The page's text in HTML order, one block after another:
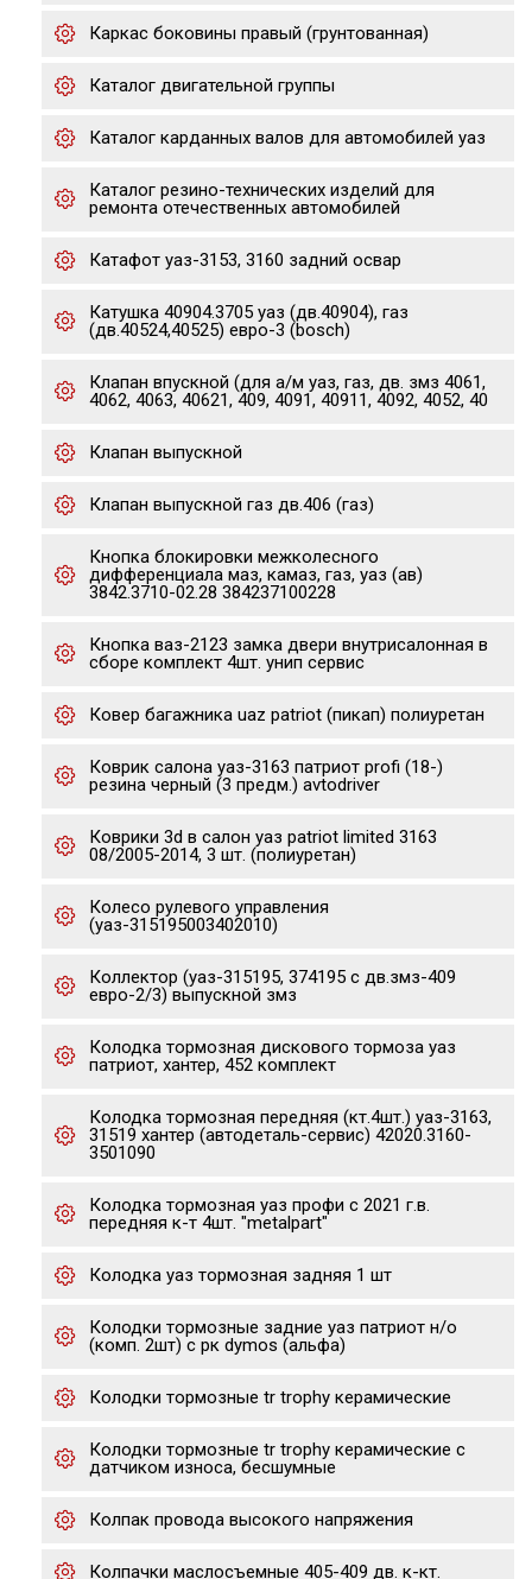
Каркас боковины правый (грунтованная)
Каталог двигательной группы
Каталог карданных валов для автомобилей уаз
Каталог резино-технических изделий для
ремонта отечественных автомобилей
Катафот уаз-3153, 3160 задний освар
Катушка 40904.3705 уаз (дв.40904), газ
(дв.40524,40525) евро-3 (bosch)
Клапан впускной (для а/м уаз, газ, дв. змз 4061,
4062, 4063, 40621, 409, 4091, 40911, 4092, 4052, 40
Клапан выпускной
Клапан выпускной газ дв.406 (газ)
Кнопка блокировки межколесного
дифференциала маз, камаз, газ, уаз (ав)
3842.3710-02.28 384237100228
Кнопка ваз-2123 замка двери внутрисалонная в
сборе комплект 4шт. унип сервис
Ковер багажника uaz patriot (пикап) полиуретан
Коврик салона уаз-3163 патриот profi (18-)
резина черный (3 предм.) avtodriver
Коврики 3d в салон уаз patriot limited 3163
08/2005-2014, 3 шт. (полиуретан)
Колесо рулевого управления
(уаз-315195003402010)
Коллектор (уаз-315195, 374195 с дв.змз-409
евро-2/3) выпускной змз
Колодка тормозная дискового тормоза уаз
патриот, хантер, 452 комплект
Колодка тормозная передняя (кт.4шт.) уаз-3163,
31519 хантер (автодеталь-сервис) 42020.3160-
3501090
Колодка тормозная уаз профи с 2021 г.в.
передняя к-т 4шт. "metalpart"
Колодка уаз тормозная задняя 1 шт
Колодки тормозные задние уаз патриот н/о
(комп. 2шт) с рк dymos (альфа)
Колодки тормозные tr trophy керамические
Колодки тормозные tr trophy керамические с
датчиком износа, бесшумные
Колпак провода высокого напряжения
Колпачки маслосъемные 405-409 дв. к-кт.